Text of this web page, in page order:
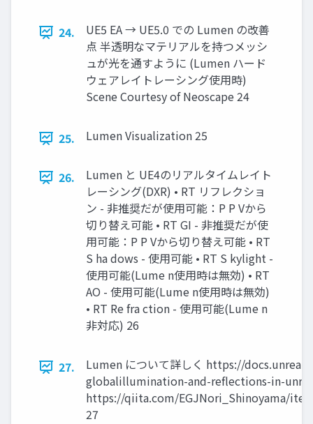
24.
UE5 EA → UE5.0 での Lumen の改善
点 半透明なマテリアルを持つメッシ
ュが光を通すように (Lumen ハード
ウェアレイトレーシング使用時)
Scene Courtesy of Neoscape 24
25. Lumen Visualization 25
26.
Lumen と UE4のリアルタイムレイト
レーシング(DXR) • RT リフレクショ
ン - 非推奨だが使用可能：P P Vから
切り替え可能 • RT GI - 非推奨だが使
用可能：P P Vから切り替え可能 • RT
S ha dows - 使用可能 • RT S kylight -
使用可能(Lume n使用時は無効) • RT
AO - 使用可能(Lume n使用時は無効)
• RT Re fra ction - 使用可能(Lume n
非対応) 26
27.
Lumen について詳しく https://
globalillumination-and-reflections-in-
https://qiita.com/EGJNori_Shinoyama/
27